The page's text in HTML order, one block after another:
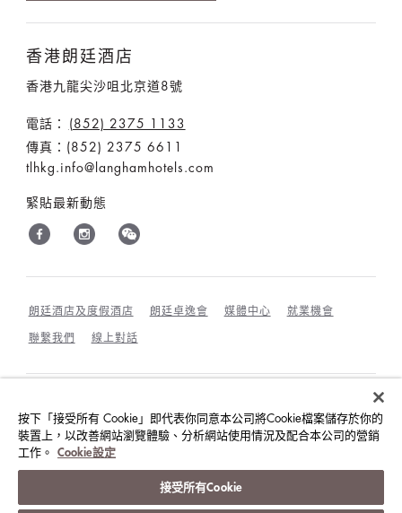
香港朗廷酒店
香港九龍尖沙咀北京道8號
電話：
(852) 2375 1133
傳真：(852) 2375 6611
tlhkg.info@langhamhotels.com
緊貼最新動態
朗廷酒店及度假酒店 朗廷卓逸會 媒體中心 就業機會
聯繫我們 線上對話
COOKIES政策 賓客及訪客行為規範與相互尊重
©朗廷酒店國際有限公司
按下「接受所有 Cookie」即代表你同意本公司將Cookie檔案儲存於你的
裝置上，以改善網站瀏覽體驗、分析網站使用情況及配合本公司的營銷
工作。
Cookie設定
接受所有Cookie